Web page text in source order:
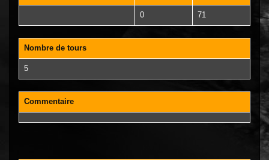
0 71
Nombre de tours
5
Commentaire